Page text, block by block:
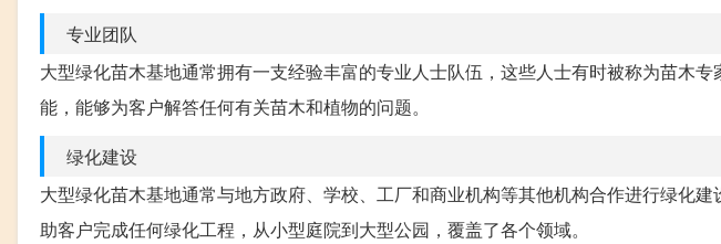
专业团队
大型绿化苗木基地通常拥有一支经验丰富的专业人士队伍，这些人士有时被称为苗木
能，能够为客户解答任何有关苗木和植物的问题。
绿化建设
大型绿化苗木基地通常与地方政府、学校、工厂和商业机构等其他机构合作进行绿化
助客户完成任何绿化工程，从小型庭院到大型公园，覆盖了各个领域。